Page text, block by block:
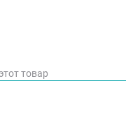
товар